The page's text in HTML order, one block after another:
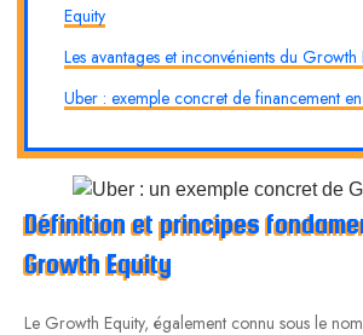
Equity
Les avantages et inconvénients du Growth
Uber : exemple concret de financement
Définition et principes
Growth Equity
Le Growth Equity, également connu sous le